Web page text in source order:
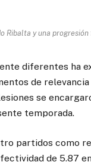
Ribalta y una
diferentes ha
de
se
temporada.
partidos como
de 5.87